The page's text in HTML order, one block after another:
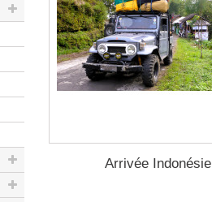
Arrivée Indonésie